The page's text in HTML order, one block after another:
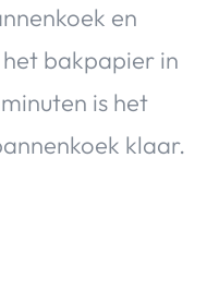
en
bakpapier in
is het
klaar.